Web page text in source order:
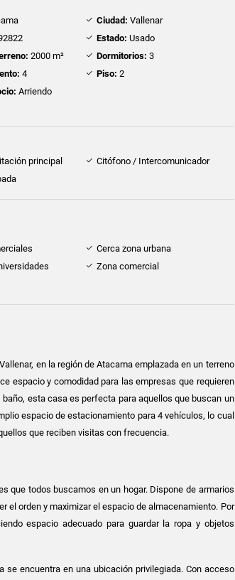
Ciudad: Vallenar
Estado: Usado
2000 m² Dormitorios: 3
4 Piso: 2
Arriendo
principal
Citófono / Intercomunicador
Cerca zona urbana
Zona comercial
en la región de Atacama emplazada en un terreno
espacio y comodidad para las empresas que requieren
esta casa es perfecta para aquellos que buscan un
espacio de estacionamiento para 4 vehículos, lo cual
que reciben visitas con frecuencia.
que todos buscamos en un hogar. Dispone de armarios
el orden y maximizar el espacio de almacenamiento. Por
espacio adecuado para guardar la ropa y objetos
encuentra en una ubicación privilegiada. Con acceso